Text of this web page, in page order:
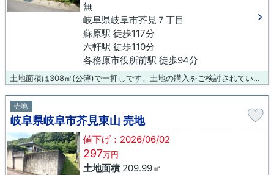
無
岐阜県岐阜市芥見７丁目
蘇原駅 徒歩117分
六軒駅 徒歩110分
各務原市役所前駅 徒歩94分
土地面積は308㎡(公簿)で一押しです。土地の購入をご検討されているなら、ニーズも高いこちらの売地はいかがでしょうか。南側の道路に面しているのでとても日当たりが良いです。土地探しはタイミングだと言われています。ベストタイミングを逃さないためにも、気になる土地が見つかりましたら是非お問い合わせください。
売地
岐阜県岐阜市芥見東山 売地
値下げ：2026/06/02
297万円
土地面積209.99㎡